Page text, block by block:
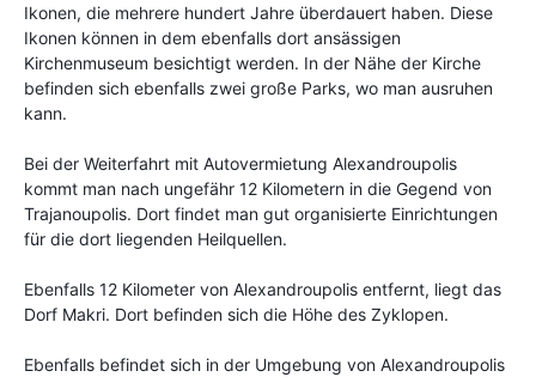
Ikonen, die mehrere hundert Jahre überdauert haben. Diese
Ikonen können in dem ebenfalls dort ansässigen
Kirchenmuseum besichtigt werden. In der Nähe der Kirche
befinden sich ebenfalls zwei große Parks, wo man ausruhen
kann.
Bei der Weiterfahrt mit Autovermietung Alexandroupolis
kommt man nach ungefähr 12 Kilometern in die Gegend von
Trajanoupolis. Dort findet man gut organisierte Einrichtungen
für die dort liegenden Heilquellen.
Ebenfalls 12 Kilometer von Alexandroupolis entfernt, liegt das
Dorf Makri. Dort befinden sich die Höhe des Zyklopen.
Ebenfalls befindet sich in der Umgebung von Alexandroupolis